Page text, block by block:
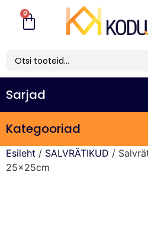
0
Sarjad
Kategooriad
Esileht / SALVRÄTIKUD /
25x25cm